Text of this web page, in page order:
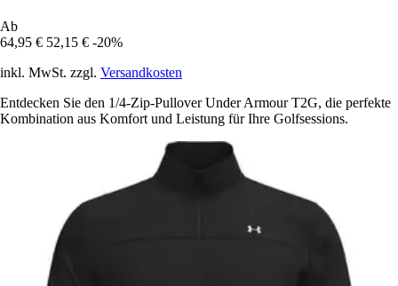
Ab
64,95 € 52,15 € -20%
inkl. MwSt. zzgl. Versandkosten
Entdecken Sie den 1/4-Zip-Pullover Under Armour T2G, die perfekte
Kombination aus Komfort und Leistung für Ihre Golfsessions.